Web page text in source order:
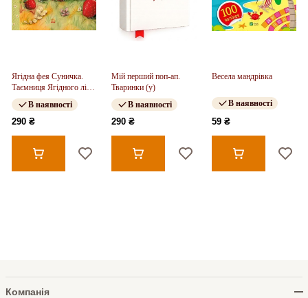
Ягідна фея Суничка.
Таємниця Ягідного лісу
(у)
В наявності
290 ₴
Мій перший поп-ап.
Тваринки (у)
В наявності
290 ₴
Весела мандрівка
В наявності
59 ₴
Компанія